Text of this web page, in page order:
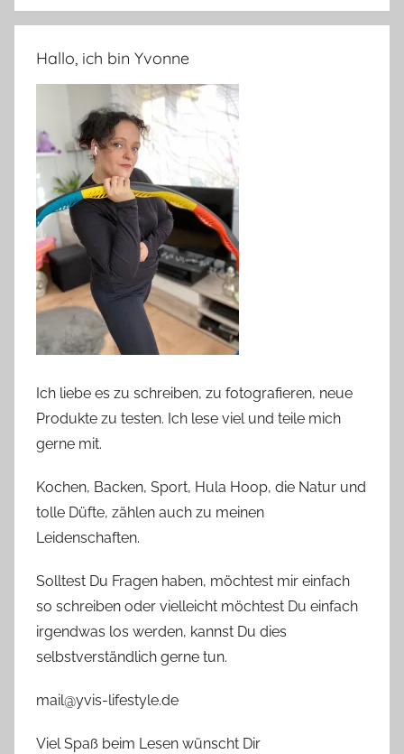
Hallo, ich bin Yvonne
Ich liebe es zu schreiben, zu fotografieren, neue
Produkte zu testen. Ich lese viel und teile mich
gerne mit.
Kochen, Backen, Sport, Hula Hoop, die Natur und
tolle Düfte, zählen auch zu meinen
Leidenschaften.
Solltest Du Fragen haben, möchtest mir einfach
so schreiben oder vielleicht möchtest Du einfach
irgendwas los werden, kannst Du dies
selbstverständlich gerne tun.
mail@yvis-lifestyle.de
Viel Spaß beim Lesen wünscht Dir